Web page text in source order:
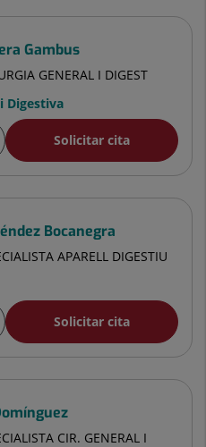
Gambus
GENERAL I DIGEST
Digestiva
Solicitar cita
Bocanegra
APARELL DIGESTIU
Solicitar cita
CIR. GENERAL I